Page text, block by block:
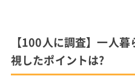
【100人に調査】一人
視したポイントは?